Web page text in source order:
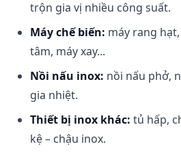
trộn gia vị nhiều công suất.
Máy chế biến: máy rang
tâm, máy xay...
Nồi nấu inox: nồi nấu phở,
gia nhiệt.
Thiết bị inox khác: tủ hấp,
kệ – chậu inox.